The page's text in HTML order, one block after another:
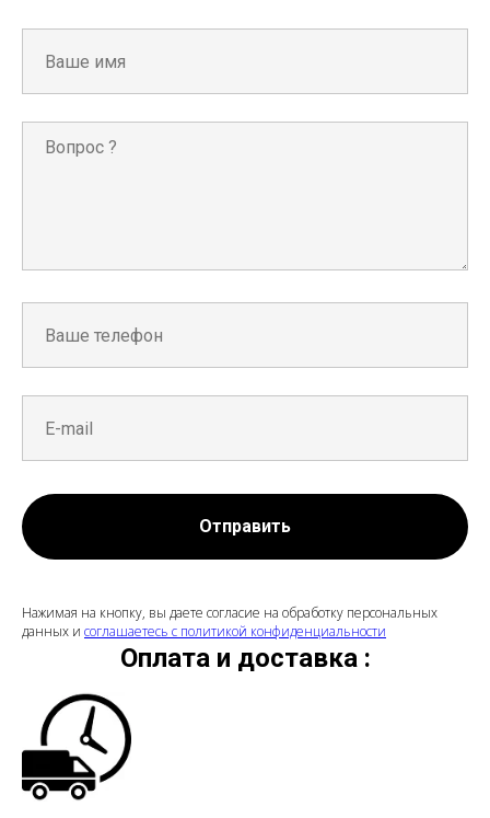
Отправить
Нажимая на кнопку, вы даете согласие на обработку персональных
данных и соглашаетесь c политикой конфиденциальности
Оплата и доставка :